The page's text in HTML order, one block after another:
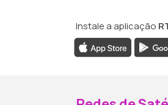
Instale a aplicação